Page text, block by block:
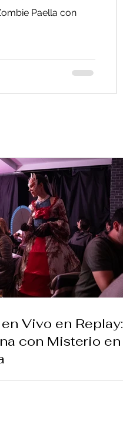
Paella con
Vivo en Replay:
con Misterio en